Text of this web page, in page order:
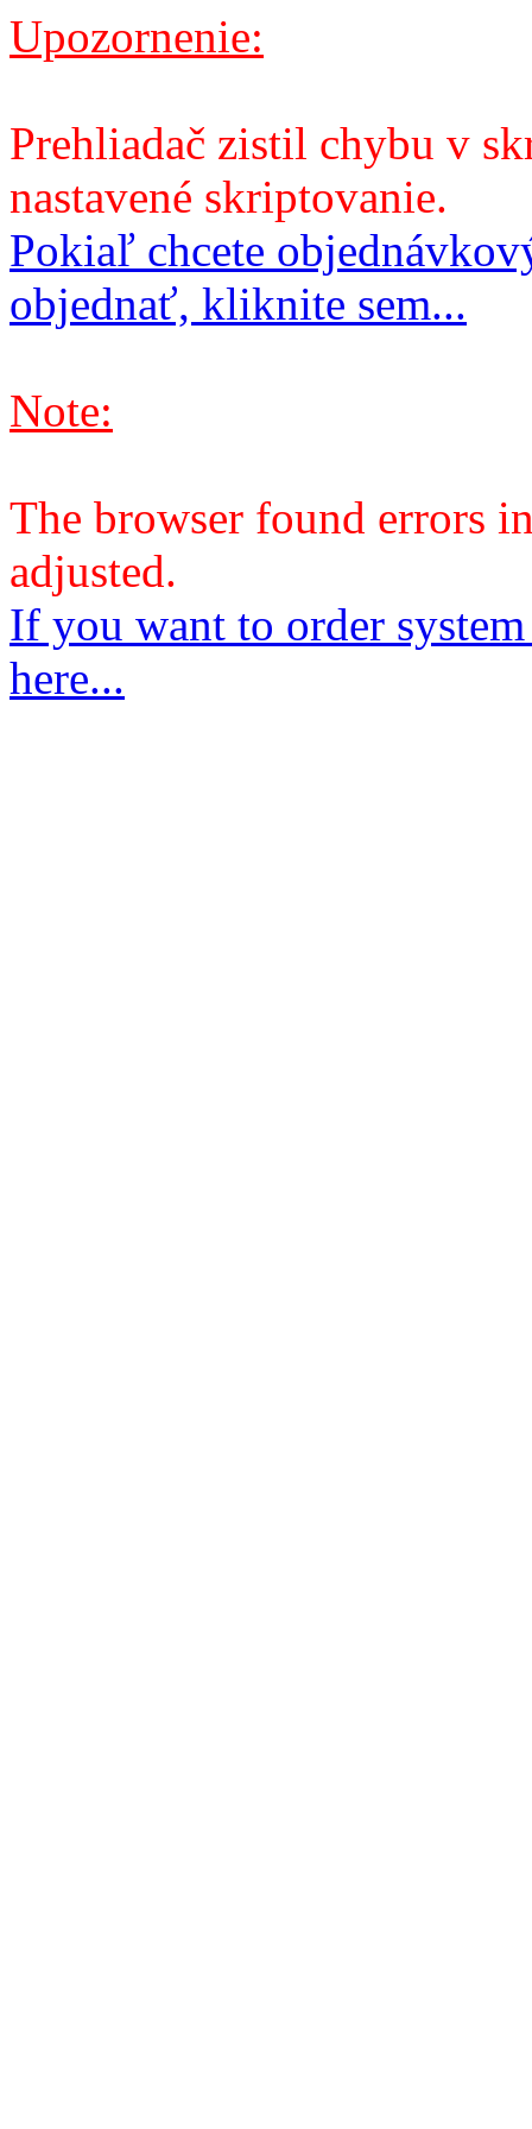
Upozornenie:
Prehliadač zistil chybu v
nastavené skriptovanie.
Pokiaľ chcete
objednať, kliknite sem...
Note:
The browser found errors
adjusted.
If you want to order
here...